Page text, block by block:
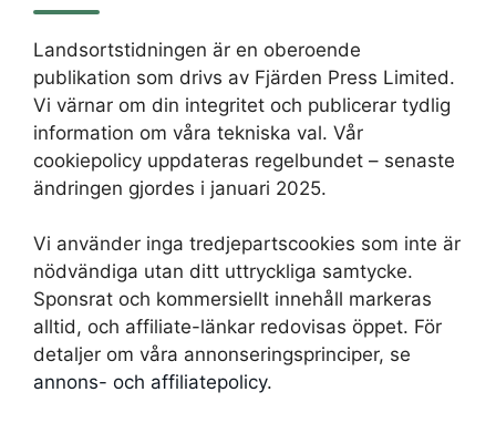
Landsortstidningen är en oberoende
publikation som drivs av Fjärden Press Limited.
Vi värnar om din integritet och publicerar tydlig
information om våra tekniska val. Vår
cookiepolicy uppdateras regelbundet – senaste
ändringen gjordes i januari 2025.
Vi använder inga tredjepartscookies som inte är
nödvändiga utan ditt uttryckliga samtycke.
Sponsrat och kommersiellt innehåll markeras
alltid, och affiliate-länkar redovisas öppet. För
detaljer om våra annonseringsprinciper, se
annons- och affiliatepolicy.